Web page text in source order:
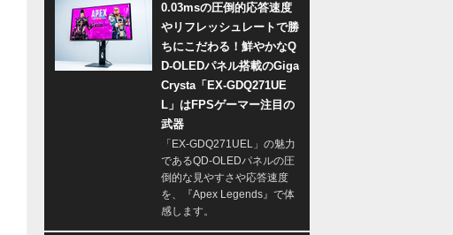
0.03msの圧倒的応答速度
やリフレッシュレートで勝
ちにこだわる！鮮やかなQ
D-OLEDパネル搭載のGiga
Crysta「EX-GDQ271UE
L」はFPSゲーマー注目の
武器
「EX-GDQ271UEL」の魅力
であるQD-OLEDパネルの圧
倒的な見やすさや応答速度
を、『Apex Legends』で体
感します。